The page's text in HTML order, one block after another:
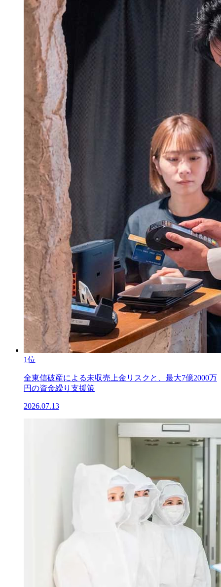
1位
全東信破産による未収売上金リスクと、最大7億2000万
円の資金繰り支援策
2026.07.13